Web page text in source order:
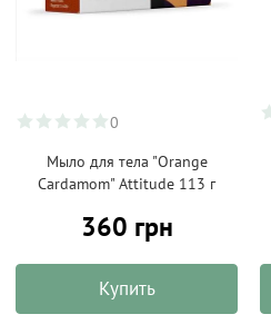
0
Мыло для тела "Orange
Cardamom" Attitude 113 г
360 грн
Купить